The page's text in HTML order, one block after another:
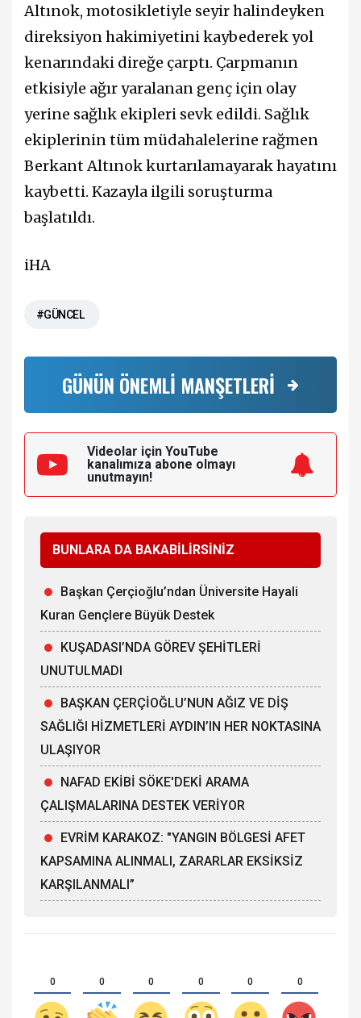
Altınok, motosikletiyle seyir halindeyken
direksiyon hakimiyetini kaybederek yol
kenarındaki direğe çarptı. Çarpmanın
etkisiyle ağır yaralanan genç için olay
yerine sağlık ekipleri sevk edildi. Sağlık
ekiplerinin tüm müdahalelerine rağmen
Berkant Altınok kurtarılamayarak hayatını
kaybetti. Kazayla ilgili soruşturma
başlatıldı.
iHA
#GÜNCEL
GÜNÜN ÖNEMLİ MANŞETLERİ
Videolar için YouTube
kanalımıza abone olmayı
unutmayın!
BUNLARA DA BAKABİLİRSİNİZ
Başkan Çerçioğlu’ndan Üniversite Hayali
Kuran Gençlere Büyük Destek
KUŞADASI’NDA GÖREV ŞEHİTLERİ
UNUTULMADI
BAŞKAN ÇERÇİOĞLU’NUN AĞIZ VE DİŞ
SAĞLIĞI HİZMETLERİ AYDIN’IN HER NOKTASINA
ULAŞIYOR
NAFAD EKİBİ SÖKE'DEKİ ARAMA
ÇALIŞMALARINA DESTEK VERİYOR
EVRİM KARAKOZ: "YANGIN BÖLGESİ AFET
KAPSAMINA ALINMALI, ZARARLAR EKSİKSİZ
KARŞILANMALI”
0 0 0 0 0 0